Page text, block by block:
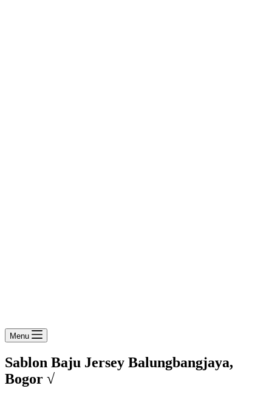
Menu
Sablon Baju Jersey Balungbangjaya,
Bogor √